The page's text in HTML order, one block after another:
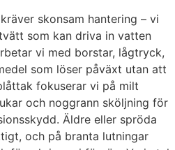
skonsam hantering – vi
som kan driva in vatten
vi med borstar, lågtryck,
som löser påväxt utan att
fokuserar vi på milt
och noggrann sköljning för
Äldre eller spröda
och på branta lutningar